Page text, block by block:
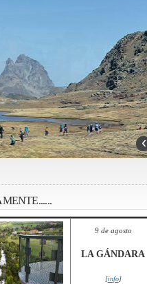
‹
9 de agosto
LA GÁNDARA
[info]